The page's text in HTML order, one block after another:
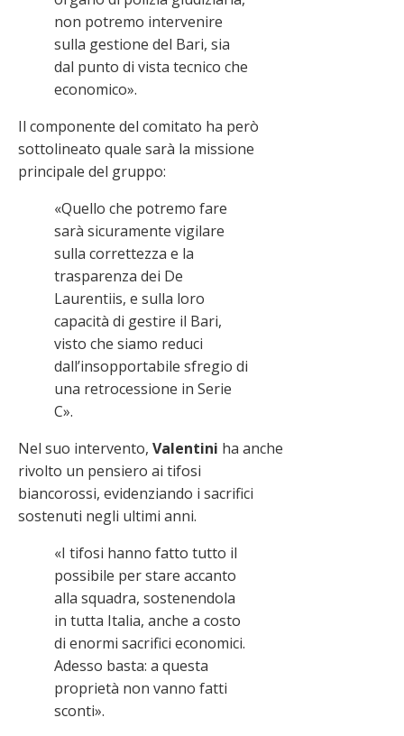
non potremo intervenire
sulla gestione del Bari, sia
dal punto di vista tecnico che
economico».
Il componente del comitato ha però
sottolineato quale sarà la missione
principale del gruppo:
«Quello che potremo fare
sarà sicuramente vigilare
sulla correttezza e la
trasparenza dei De
Laurentiis, e sulla loro
capacità di gestire il Bari,
visto che siamo reduci
dall’insopportabile sfregio di
una retrocessione in Serie
C».
Nel suo intervento, Valentini ha anche
rivolto un pensiero ai tifosi
biancorossi, evidenziando i sacrifici
sostenuti negli ultimi anni.
«I tifosi hanno fatto tutto il
possibile per stare accanto
alla squadra, sostenendola
in tutta Italia, anche a costo
di enormi sacrifici economici.
Adesso basta: a questa
proprietà non vanno fatti
sconti».